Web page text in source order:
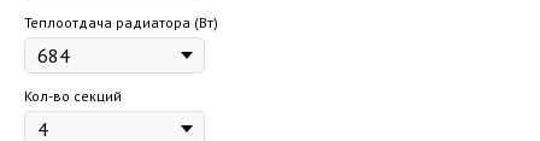
Теплоотдача радиатора (Вт)
Кол-во секций